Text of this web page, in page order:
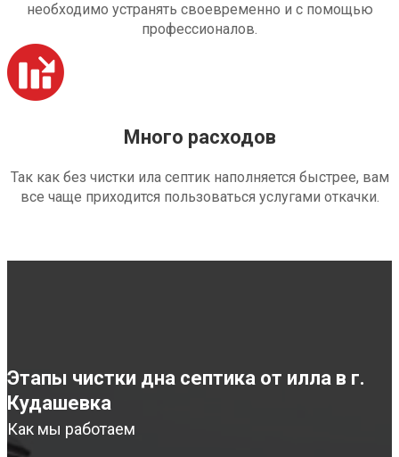
необходимо устранять своевременно и с помощью
профессионалов.
Много расходов
Так как без чистки ила септик наполняется быстрее, вам
все чаще приходится пользоваться услугами откачки.
Этапы чистки дна септика от илла в г.
Кудашевка
Как мы работаем